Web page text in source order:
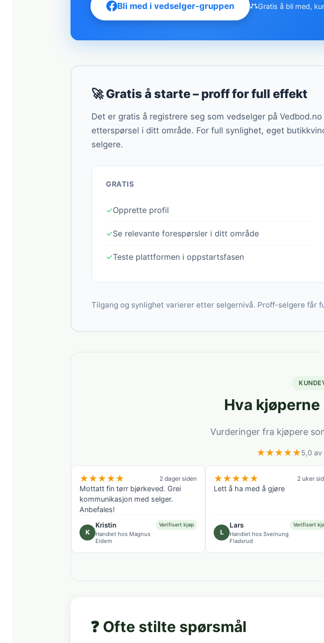
Bli med i vedselger-gruppen Gratis å bli med,
🚀 Gratis å starte – proff for full effekt
Det er gratis å registrere seg som vedselger på
etterspørsel i ditt område. For full synlighet, eget
selgere.
GRATIS
✓Opprette profil
✓Se relevante forespørsler i ditt område
✓Teste plattformen i oppstartsfasen
Tilgang og synlighet varierer etter selgernivå. Proff-selgere får
Hva
Vurderinger fra kjøpere
★★★★★5,0 av
★★★★★ 2 dager siden
Mottatt fin tørr bjørkeved. Grei
kommunikasjon med selger.
Anbefales!
K
Kristin
Handlet hos Magnus
Eidem
Verifisert kjøp
★★★★★ 2 uker
Lett å ha med å gjøre
L
Lars
Handlet hos Sveinung
Fladsrud
Verifisert
❓ Ofte stilte spørsmål